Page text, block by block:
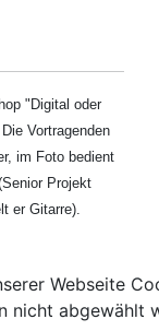
"Digital oder
Vortragenden
im Foto bedient
Projekt
er Gitarre).
Webseite
abgewählt